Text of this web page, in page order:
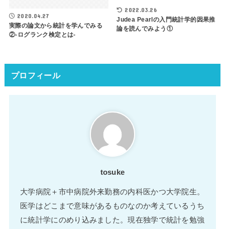
2020.04.27
実際の論文から統計を学んでみる
②-ログランク検定とは-
2022.03.26
Judea Pearlの入門統計学的因果推
論を読んでみよう①
プロフィール
tosuke
大学病院＋市中病院外来勤務の内科医かつ大学院生。
医学はどこまで意味があるものなのか考えているうち
に統計学にのめり込みました。現在独学で統計を勉強